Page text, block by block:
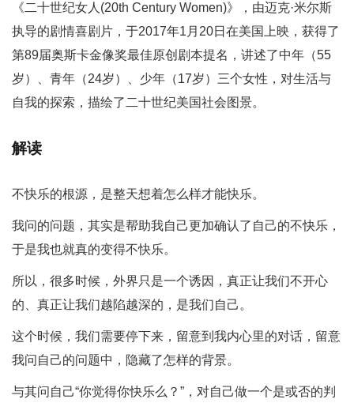
《二十世纪女人(20th Century Women)》，由迈克·米尔斯
执导的剧情喜剧片，于2017年1月20日在美国上映，获得了
第89届奥斯卡金像奖最佳原创剧本提名，讲述了中年（55
岁）、青年（24岁）、少年（17岁）三个女性，对生活与
自我的探索，描绘了二十世纪美国社会图景。
解读
不快乐的根源，是整天想着怎么样才能快乐。
我问的问题，其实是帮助我自己更加确认了自己的不快乐，
于是我也就真的变得不快乐。
所以，很多时候，外界只是一个诱因，真正让我们不开心
的、真正让我们越陷越深的，是我们自己。
这个时候，我们需要停下来，留意到我内心里的对话，留意
我问自己的问题中，隐藏了怎样的背景。
与其问自己“你觉得你快乐么？”，对自己做一个是或否的判